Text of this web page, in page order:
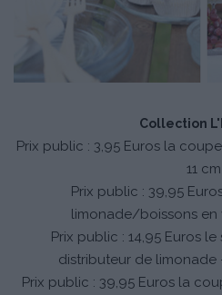
Collection
Prix public : 3,95 Euros la
11 cm
Prix public : 39,95
limonade/boissons en
Prix public : 14,95 Euros
distributeur de limonade
Prix public : 39,95 Euros la